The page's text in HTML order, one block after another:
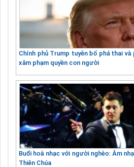
Chính phủ Trump tuyên bố phá thai
xâm phạm quyền con người
Buổi hoà nhạc với người nghèo: Âm
Thiên Chúa